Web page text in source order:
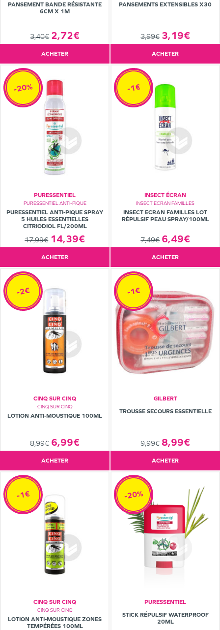
PANSEMENT BANDE RÉSISTANTE
6CM X 1M
3,40€ 2,72€
ACHETER
PANSEMENTS EXTENSIBLES X30
3,99€ 3,19€
ACHETER
PURESSENTIEL
PURESSENTIEL ANTI-PIQUE
PURESSENTIEL ANTI-PIQUE SPRAY
5 HUILES ESSENTIELLES
CITRIODIOL FL/200ML
17,99€ 14,39€
-20%
ACHETER
INSECT ÉCRAN
INSECT ECRAN FAMILLES
INSECT ECRAN FAMILLES LOT
RÉPULSIF PEAU SPRAY/100ML
7,49€ 6,49€
-1€
ACHETER
CINQ SUR CINQ
CINQ SUR CINQ
LOTION ANTI-MOUSTIQUE 100ML
8,99€ 6,99€
-2€
ACHETER
GILBERT
TROUSSE SECOURS ESSENTIELLE
9,99€ 8,99€
-1€
ACHETER
CINQ SUR CINQ
CINQ SUR CINQ
LOTION ANTI-MOUSTIQUE ZONES
TEMPÉRÉES 100ML
-1€
PURESSENTIEL
STICK RÉPULSIF WATERPROOF
20ML
-20%